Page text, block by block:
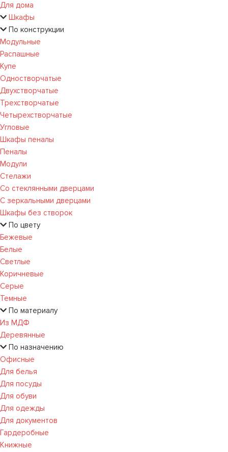
Для дома
Шкафы
По конструкции
Модульные
Распашные
Купе
Одностворчатые
Двухстворчатые
Трехстворчатые
Четырехстворчатые
Угловые
Шкафы пеналы
Пеналы
Модули
Стелажи
Со стеклянными дверцами
С зеркальными дверцами
Шкафы без створок
По цвету
Бежевые
Белые
Светлые
Коричневые
Серые
Темные
По материалу
Из МДФ
Деревянные
По назначению
Офисные
Для белья
Для посуды
Для обуви
Для одежды
Для документов
Гардеробные
Книжные